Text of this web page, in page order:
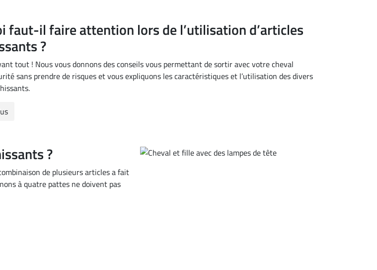
faut-il faire attention lors de l’utilisation d’articles
?
tout ! Nous vous donnons des conseils vous permettant de sortir avec votre cheval
sans prendre de risques et vous expliquons les caractéristiques et l’utilisation des divers
?
de plusieurs articles a fait
à quatre pattes ne doivent pas